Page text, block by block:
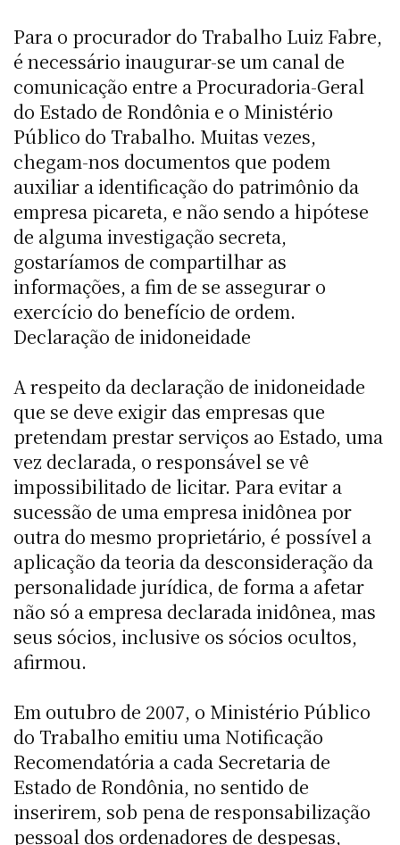
Para o procurador do Trabalho Luiz Fabre,
é necessário inaugurar-se um canal de
comunicação entre a Procuradoria-Geral
do Estado de Rondônia e o Ministério
Público do Trabalho. Muitas vezes,
chegam-nos documentos que podem
auxiliar a identificação do patrimônio da
empresa picareta, e não sendo a hipótese
de alguma investigação secreta,
gostaríamos de compartilhar as
informações, a fim de se assegurar o
exercício do benefício de ordem.
Declaração de inidoneidade
A respeito da declaração de inidoneidade
que se deve exigir das empresas que
pretendam prestar serviços ao Estado, uma
vez declarada, o responsável se vê
impossibilitado de licitar. Para evitar a
sucessão de uma empresa inidônea por
outra do mesmo proprietário, é possível a
aplicação da teoria da desconsideração da
personalidade jurídica, de forma a afetar
não só a empresa declarada inidônea, mas
seus sócios, inclusive os sócios ocultos,
afirmou.
Em outubro de 2007, o Ministério Público
do Trabalho emitiu uma Notificação
Recomendatória a cada Secretaria de
Estado de Rondônia, no sentido de
inserirem, sob pena de responsabilização
pessoal dos ordenadores de despesas,